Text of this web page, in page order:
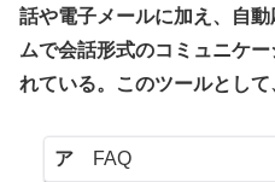
話や電子メールに加え、自
ムで会話形式のコミュニケ
れている。このツールとして
ア FAQ